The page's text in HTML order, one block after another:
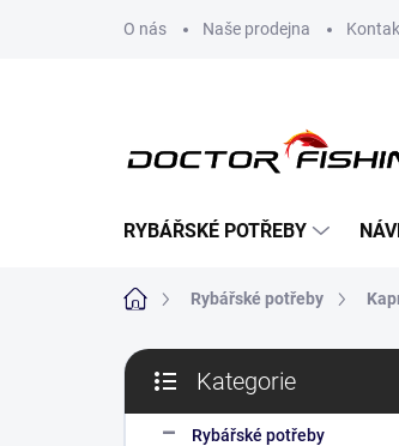
O nás Naše prodejna
RYBÁŘSKÉ POTŘEBY
Domů Rybářské potřeby
P
s
kategorie
Kategorie
Rybářské potřeby